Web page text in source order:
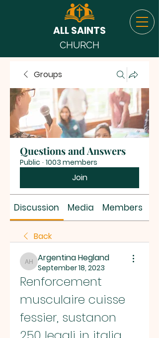
ALL SAINTS
CHURCH
Groups
Questions and Answers
Public · 1003 members
Join
Discussion Media Members
Back
Argentina Hegland
Argentina Hegland
September 18, 2023
Renforcement
musculaire cuisse
fessier, sustanon